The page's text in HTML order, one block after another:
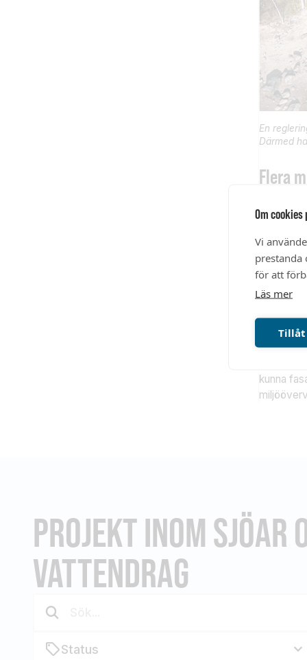
Om
Vi
prestanda
för att
Läs mer
Tillåt
En
Därmed
Flera
och
vatten
fortsätter
kunna
PROJEKT INOM SJÖAR
VATTENDRAG
Status